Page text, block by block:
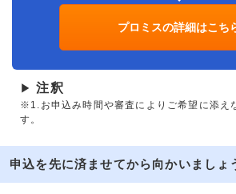
プロミスの詳細はこち
▶ 注釈
※1.お申込み時間や審査によりご希望に添え
す。
申込を先に済ませてから向かいましょ